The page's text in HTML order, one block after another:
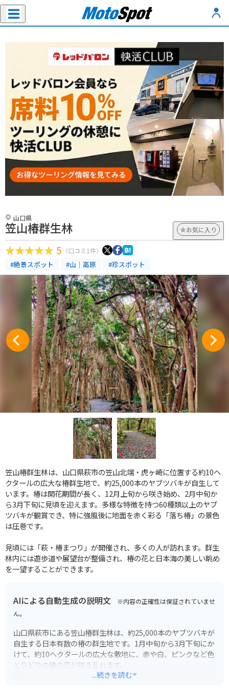
山口県
笠山椿群生林 お気に入り
5 （口コミ1件）
#絶景スポット #山｜高原 #珍スポット
笠山椿群生林は、山口県萩市の笠山北端・虎ヶ崎に位置する約10ヘ
クタールの広大な椿群生地で、約25,000本のヤブツバキが自生して
います。椿は開花期間が長く、12月上旬から咲き始め、2月中旬か
ら3月下旬に見頃を迎えます。多様な特徴を持つ60種類以上のヤブ
ツバキが観賞でき、特に強風後に地面を赤く彩る「落ち椿」の景色
は圧巻です。
見頃には「萩・椿まつり」が開催され、多くの人が訪れます。群生
林内には遊歩道や展望台が整備され、椿の花と日本海の美しい眺め
を一望することができます。
AIによる自動生成の説明文 ※内容の正確性は保証されていませ
ん。
山口県萩市にある笠山椿群生林は、約25,000本のヤブツバキが
自生する日本有数の椿の群生地です。1月中旬から3月下旬にか
けて、約10ヘクタールの広大な敷地に、赤や白、ピンクなど色
とりどりの椿の花が咲き乱れます。
...続きを読む